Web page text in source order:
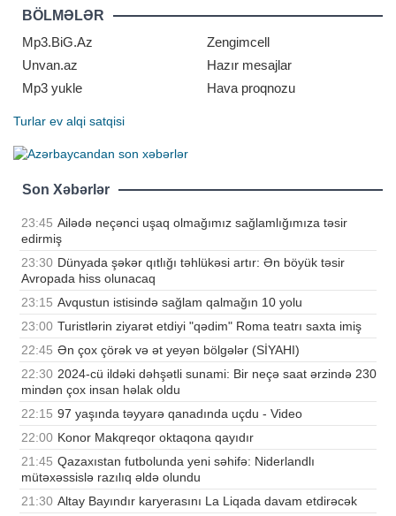
əhəmiyyət daşıyır". Bunu BİG.AZ-a
açıqlamasında qida eksperti Fərid
Səfərov bildirib. O, qeyd edib ki
BÖLMƏLƏR
Mp3.BiG.Az
Zengimcell
Unvan.az
Hazır mesajlar
Mp3 yukle
Hava proqnozu
Turlar ev alqi satqisi
Son Xəbərlər
23:45 Ailədə neçənci uşaq olmağımız sağlamlığımıza təsir
edirmiş
23:30 Dünyada şəkər qıtlığı təhlükəsi artır: Ən böyük təsir
Avropada hiss olunacaq
23:15 Avqustun istisində sağlam qalmağın 10 yolu
23:00 Turistlərin ziyarət etdiyi "qədim" Roma teatrı saxta imiş
22:45 Ən çox çörək və ət yeyən bölgələr (SİYAHI)
22:30 2024-cü ildəki dəhşətli sunami: Bir neçə saat ərzində 230
mindən çox insan həlak oldu
22:15 97 yaşında təyyarə qanadında uçdu - Video
22:00 Konor Makqreqor oktaqona qayıdır
21:45 Qazaxıstan futbolunda yeni səhifə: Niderlandlı
mütəxəssislə razılıq əldə olundu
21:30 Altay Bayındır karyerasını La Liqada davam etdirəcək